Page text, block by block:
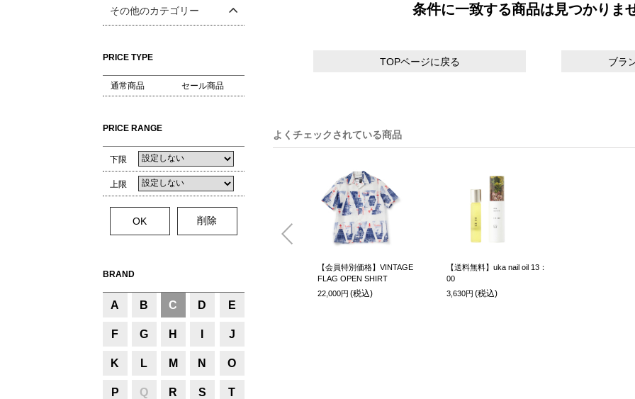
その他のカテゴリー
PRICE TYPE
通常商品 セール商品
PRICE RANGE
下限
上限
BRAND
A B C D E
F G H J
K L M N O
P Q R S T
条件に一致する商品は見つかりま
TOPページに戻る ブラ
よくチェックされている商品
【会員特別価格】VINTAGE
FLAG OPEN SHIRT
22,000円 (税込)
【送料無料】uka nail oil 13：
00
3,630円 (税込)